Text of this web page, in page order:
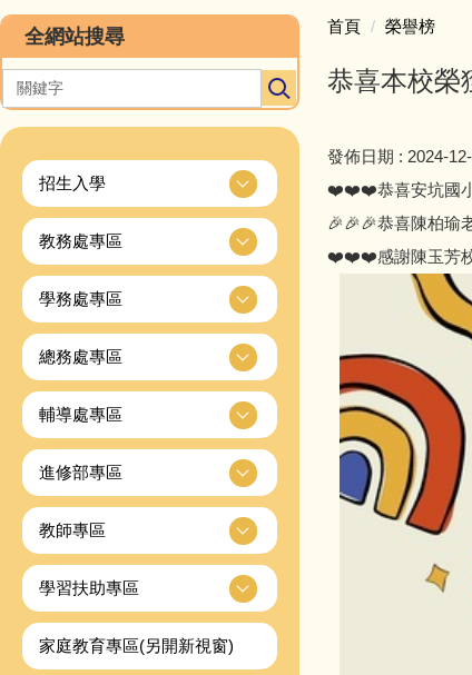
全網站搜尋
招生入學
教務處專區
學務處專區
總務處專區
輔導處專區
進修部專區
教師專區
學習扶助專區
家庭教育專區(另開新視窗)
首頁 榮譽榜
恭喜本校榮
發佈日期 : 2024-
❤️❤️❤️恭喜安坑國小
🎉🎉🎉恭喜陳柏瑜
❤️❤️❤️感謝陳玉芳校